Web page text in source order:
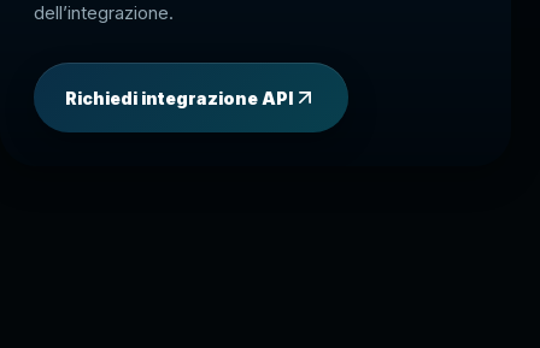
dell’integrazione.
Richiedi integrazione API